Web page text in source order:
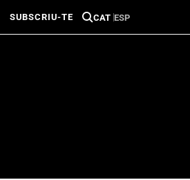
SUBSCRIU-TE CAT ESP